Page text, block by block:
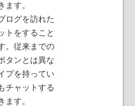
ます。
ログを訪れた
トをすること
。従来までの
タンとは異な
プを持ってい
チャットする
ます。